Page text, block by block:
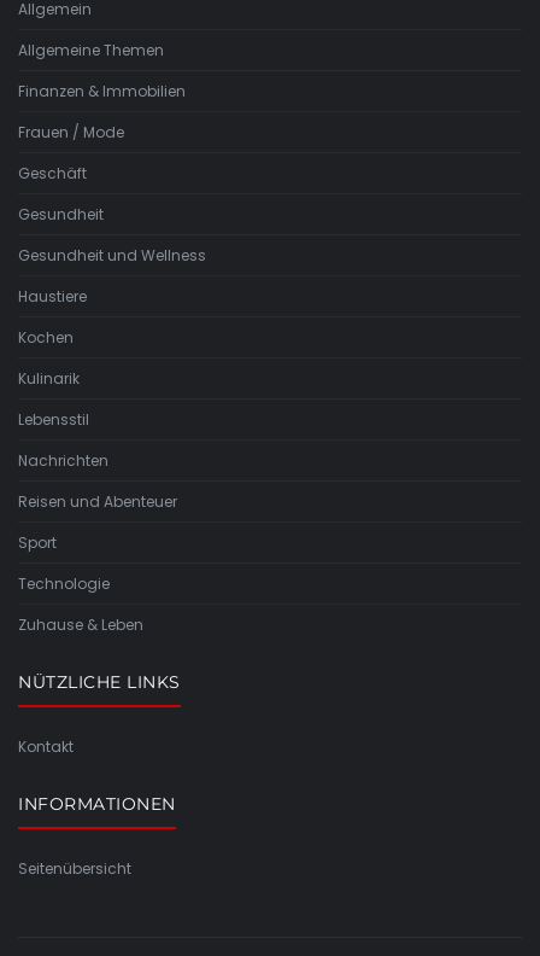
Allgemein
Allgemeine Themen
Finanzen & Immobilien
Frauen / Mode
Geschäft
Gesundheit
Gesundheit und Wellness
Haustiere
Kochen
Kulinarik
Lebensstil
Nachrichten
Reisen und Abenteuer
Sport
Technologie
Zuhause & Leben
NÜTZLICHE LINKS
Kontakt
INFORMATIONEN
Seitenübersicht